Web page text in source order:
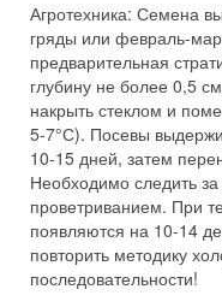
Агротехника: Семена
гряды или февраль-
предварительная
глубину не более 0,5
накрыть стеклом и
5-7°С). Посевы
10-15 дней, затем
Необходимо следить
проветриванием. При
появляются на 10-14
повторить методику
последовательности!